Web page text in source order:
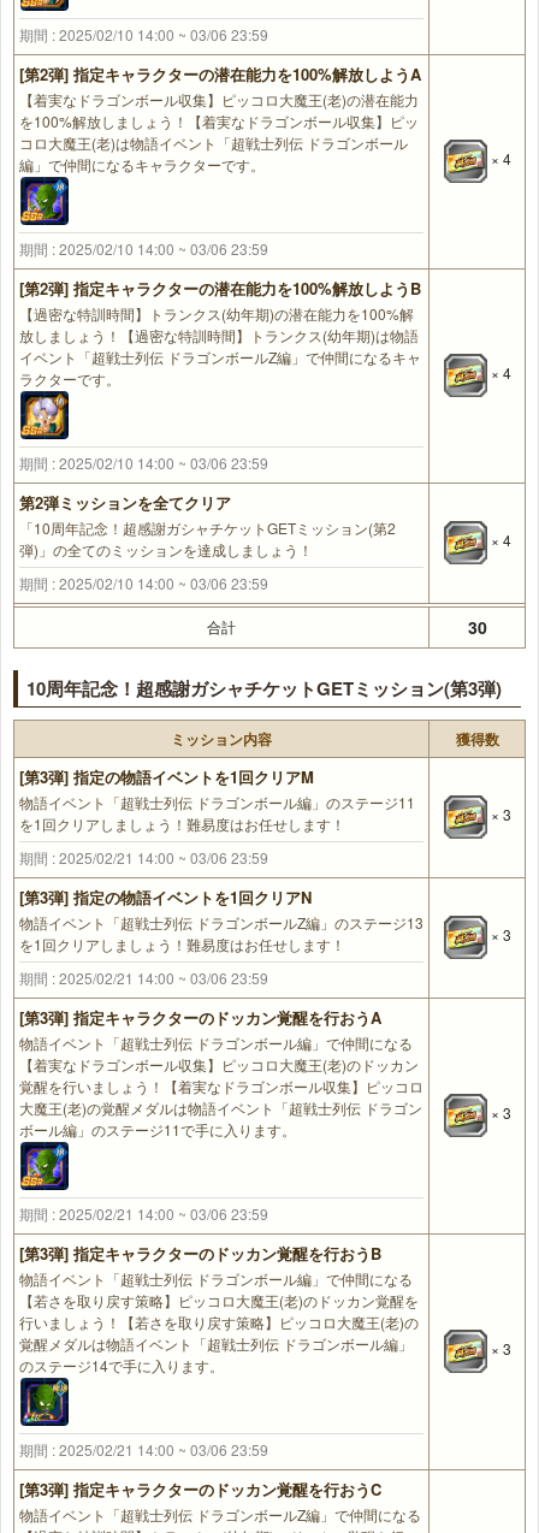
期間 : 2025/02/10 14:00 ~ 03/06 23:59
[第2弾] 指定キャラクターの潜在能力を100%解放しようA
【着実なドラゴンボール収集】ピッコロ大魔王(老)の潜在能力
を100%解放しましょう！【着実なドラゴンボール収集】ピッ
コロ大魔王(老)は物語イベント「超戦士列伝 ドラゴンボール
編」で仲間になるキャラクターです。
期間 : 2025/02/10 14:00 ~ 03/06 23:59
× 4
[第2弾] 指定キャラクターの潜在能力を100%解放しようB
【過密な特訓時間】トランクス(幼年期)の潜在能力を100%解
放しましょう！【過密な特訓時間】トランクス(幼年期)は物語
イベント「超戦士列伝 ドラゴンボールZ編」で仲間になるキャ
ラクターです。
期間 : 2025/02/10 14:00 ~ 03/06 23:59
× 4
第2弾ミッションを全てクリア
「10周年記念！超感謝ガシャチケットGETミッション(第2
弾)」の全てのミッションを達成しましょう！
期間 : 2025/02/10 14:00 ~ 03/06 23:59
× 4
合計 30
10周年記念！超感謝ガシャチケットGETミッション(第3弾)
ミッション内容 獲得数
[第3弾] 指定の物語イベントを1回クリアM
物語イベント「超戦士列伝 ドラゴンボール編」のステージ11
を1回クリアしましょう！難易度はお任せします！
期間 : 2025/02/21 14:00 ~ 03/06 23:59
× 3
[第3弾] 指定の物語イベントを1回クリアN
物語イベント「超戦士列伝 ドラゴンボールZ編」のステージ13
を1回クリアしましょう！難易度はお任せします！
期間 : 2025/02/21 14:00 ~ 03/06 23:59
× 3
[第3弾] 指定キャラクターのドッカン覚醒を行おうA
物語イベント「超戦士列伝 ドラゴンボール編」で仲間になる
【着実なドラゴンボール収集】ピッコロ大魔王(老)のドッカン
覚醒を行いましょう！【着実なドラゴンボール収集】ピッコロ
大魔王(老)の覚醒メダルは物語イベント「超戦士列伝 ドラゴン
ボール編」のステージ11で手に入ります。
期間 : 2025/02/21 14:00 ~ 03/06 23:59
× 3
[第3弾] 指定キャラクターのドッカン覚醒を行おうB
物語イベント「超戦士列伝 ドラゴンボール編」で仲間になる
【若さを取り戻す策略】ピッコロ大魔王(老)のドッカン覚醒を
行いましょう！【若さを取り戻す策略】ピッコロ大魔王(老)の
覚醒メダルは物語イベント「超戦士列伝 ドラゴンボール編」
のステージ14で手に入ります。
期間 : 2025/02/21 14:00 ~ 03/06 23:59
× 3
[第3弾] 指定キャラクターのドッカン覚醒を行おうC
物語イベント「超戦士列伝 ドラゴンボールZ編」で仲間になる